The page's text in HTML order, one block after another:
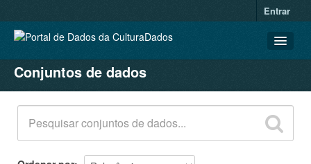
Entrar
CONJUNTOS DE DADOS
ORGANIZAÇÕES
GRUPOS
SOBRE
Conjuntos de dados